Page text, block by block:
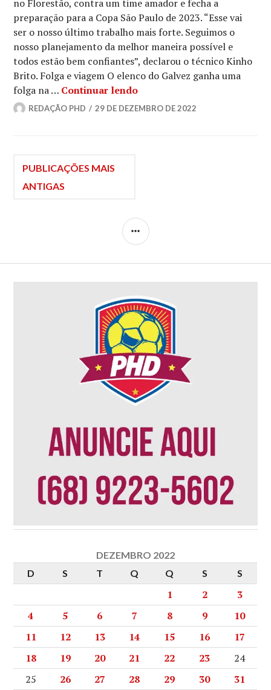
no Florestão, contra um time amador e fecha a
preparação para a Copa São Paulo de 2023. “Esse vai
ser o nosso último trabalho mais forte. Seguimos o
nosso planejamento da melhor maneira possível e
todos estão bem confiantes”, declarou o técnico Kinho
Brito. Folga e viagem O elenco do Galvez ganha uma
folga na … Continuar lendo
REDAÇÃO PHD 29 DE DEZEMBRO DE 2022
PUBLICAÇÕES MAIS
ANTIGAS
DEZEMBRO 2022
D
S T Q Q S S
1 2
3
4
5 6 7 8 9
10
11
12 13 14 15 16
17
18
19 20 21 22 23
24
25
26 27 28 29 30 31